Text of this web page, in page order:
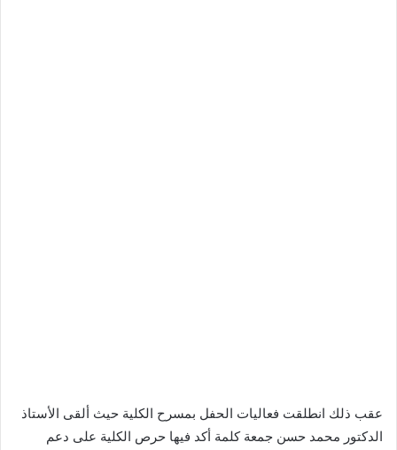
عقب ذلك انطلقت فعاليات الحفل بمسرح الكلية حيث ألقى الأستاذ
الدكتور محمد حسن جمعة كلمة أكد فيها حرص الكلية على دعم